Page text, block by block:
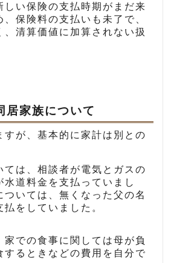
しい保険の支払時期がまだ来
保険料の支払いも未了で、
、清算価値に加算されない扱
居家族について
すが、基本的に家計は別との
ては、相談者が電気とガスの
水道料金を支払っていまし
ついては、無くなった父の名
をしていました。
家での食事に関しては母が負
するときなどの費用を自分で